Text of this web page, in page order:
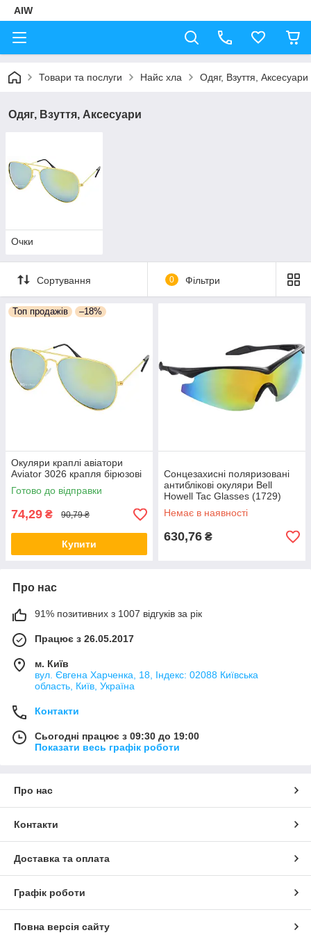
AIW
Товари та послуги Найс хла Одяг, Взуття, Аксесуари
Одяг, Взуття, Аксесуари
Очки
Сортування 0 Фільтри
Топ продажів –18%
Окуляри краплі авіатори
Aviator 3026 крапля бірюзові
Готово до відправки
74,29 ₴ 90,79 ₴
Купити
Сонцезахисні поляризовані
антиблікові окуляри Bell
Howell Tac Glasses (1729)
Немає в наявності
630,76 ₴
Про нас
91% позитивних з 1007 відгуків за рік
Працює з 26.05.2017
м. Київ
вул. Євгена Харченка, 18, Індекс: 02088 Київська
область, Київ, Україна
Контакти
Сьогодні працює з 09:30 до 19:00
Показати весь графік роботи
Про нас
Контакти
Доставка та оплата
Графік роботи
Повна версія сайту